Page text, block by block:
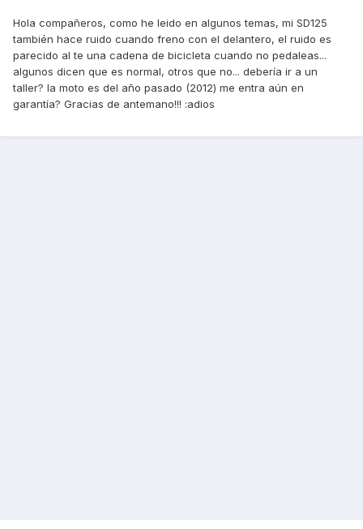
Hola compañeros, como he leido en algunos temas, mi SD125
también hace ruido cuando freno con el delantero, el ruido es
parecido al te una cadena de bicicleta cuando no pedaleas...
algunos dicen que es normal, otros que no... debería ir a un
taller? la moto es del año pasado (2012) me entra aún en
garantía? Gracias de antemano!!! :adios